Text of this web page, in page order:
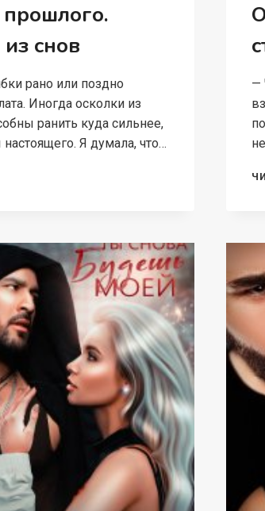
снов
рано или поздно
Иногда осколки из
ранить куда сильнее,
Я думала, что…
—